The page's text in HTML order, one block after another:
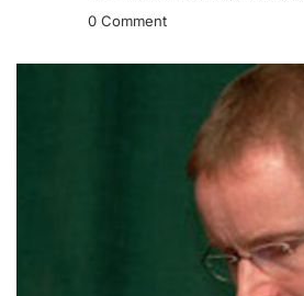
0 Comment